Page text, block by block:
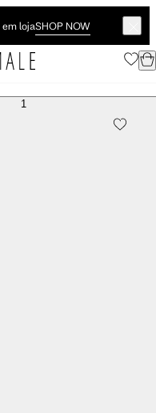
em lojaSHOP NOW